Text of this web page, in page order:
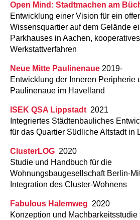
Open Mind: Stadtmachen am
Entwicklung einer Vision für ein
Wissensquartier auf dem Gelände
Parkhauses in Aachen, kooperatives
Werkstattverfahren
Neue Mitte Paulinenaue 2019-
Entwicklung der Inneren Peripherie
Paulinenaue im Havelland
ISEK QSA Lippstadt 2021
Integriertes Städtenbauliches
für das Quartier Südliche Altstadt in
ClusterLOG 2020
Studie und Handbuch für die
Wohnungsbaugesellschaft Berlin-
Integration des Cluster-Wohnens
Fabulous Halemweg 2020
Konzeption und Machbarkeitsstudie